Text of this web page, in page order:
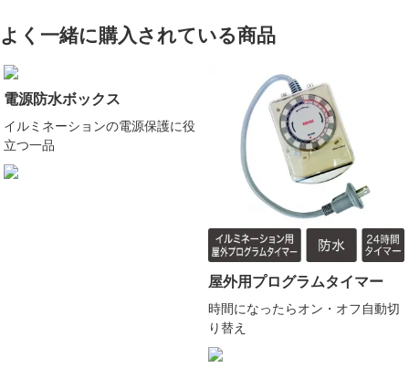
よく一緒に購入されている商品
電源防水ボックス
イルミネーションの電源保護に役
立つ一品
屋外用プログラムタイマー
時間になったらオン・オフ自動切
り替え